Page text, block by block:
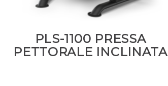
PLS-1100 PRESSA
PETTORALE INCLINATA